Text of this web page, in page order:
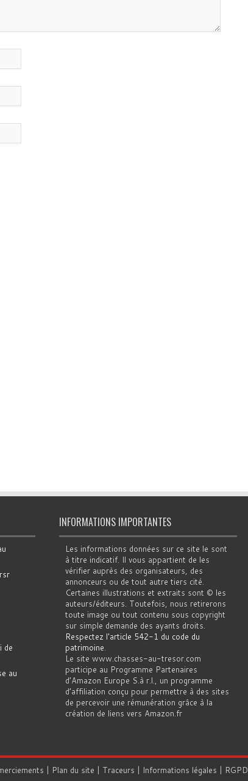
de
au
INFORMATIONS IMPORTANTES
Les informations données sur ce site le sont
à titre indicatif. Il vous appartient de les
vérifier auprès des organisateurs, des
annonceurs ou de tout autre tiers cité.
Certaines illustrations et extraits sont © les
auteurs/éditeurs. Toutefois, nous retirerons
toute image ou tout contenu sous copyright
sur simple demande des ayants droits.
Respectez l'article 542-1 du code du
patrimoine
Le site www.chasses-au-tresor.com
participe au Programme Partenaires
d’Amazon Europe S.à r.l., un programme
d’affiliation conçu pour permettre à des sites
de percevoir une rémunération grâce à la
création de liens vers Amazon.fr
| Plan du site | Traceurs | Informations légales | RGPD